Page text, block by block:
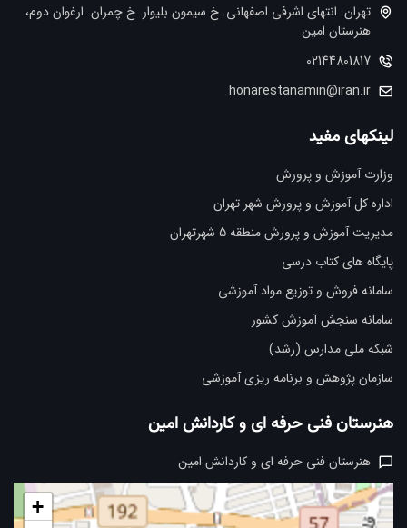
تهران. انتهاي اشرفي اصفهاني. خ سيمون بليوار. خ چمران. ارغوان دوم،
هنرستان امین
02144801817
honarestanamin@iran.ir
لینکهای مفید
وزارت آموزش و پرورش
اداره کل آموزش و پرورش شهر تهران
مدیریت آموزش و پرورش منطقه 5 شهرتهران
پایگاه های کتاب درسی
سامانه فروش و توزیع مواد آموزشی
سامانه سنجش آموزش کشور
شبکه ملی مدارس (رشد)
سازمان پژوهش و برنامه ریزی آموزشی
هنرستان فنی حرفه ای و کاردانش امین
هنرستان فنی حرفه ای و کاردانش امین
+